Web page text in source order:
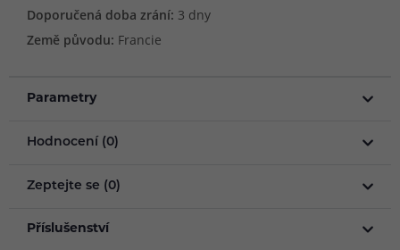
Doporučená doba zrání: 3 dny
Země původu: Francie
Parametry
Hodnocení (0)
Zeptejte se (0)
Příslušenství